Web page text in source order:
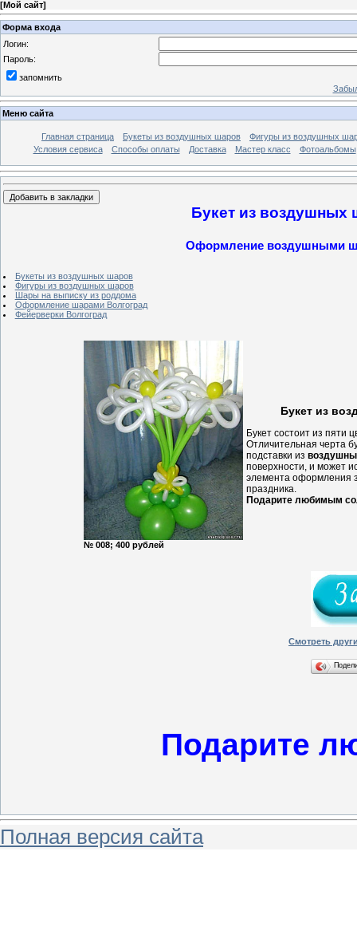
[Мой сайт]
Форма входа
Логин:
Пароль:
запомнить
Меню сайта
Главная страница Букеты из воздушных шаров
Фигуры из воздушных
Условия сервиса
Способы оплаты Доставка Мастер класс Фотоальбомы
Букет из воздушных
Оформление воздушными
Букеты из воздушных шаров
Фигуры из воздушных шаров
Шары на выписку из роддома
Оформление шарами Волгоград
Фейерверки Волгоград
№ 008; 400 рублей
Букет из
Букет состоит из пяти
Отличительная черта
подставки из
поверхности, и может
элемента оформления
праздника.
Подарите любимым
Смотреть
Подарите
Полная версия сайта